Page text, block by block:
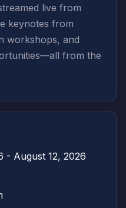
live from
keynotes from
workshops, and
from the
- August 12, 2026